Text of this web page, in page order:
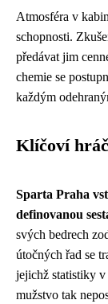
Atmosféra v
schopnosti.
předávat jim
chemie se
každým
Klíčoví
Sparta Praha
definovanou
svých bedrech
útočných řad se
jejichž statistiky v
mužstvo tak